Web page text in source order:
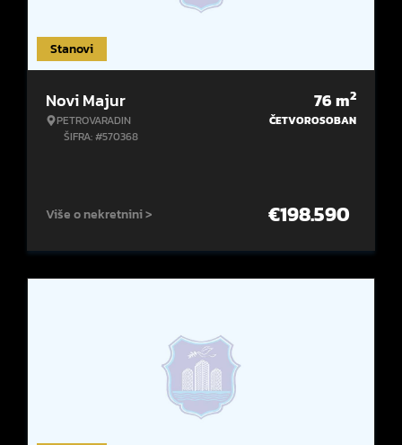
Stanovi
Novi Majur
PETROVARADIN
ŠIFRA: #570368
76m2
ČETVOROSOBAN
Više o nekretnini > €198.590